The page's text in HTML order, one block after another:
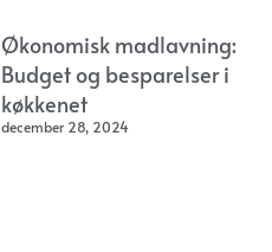
Økonomisk madlavning:
Budget og besparelser i
køkkenet
december 28, 2024